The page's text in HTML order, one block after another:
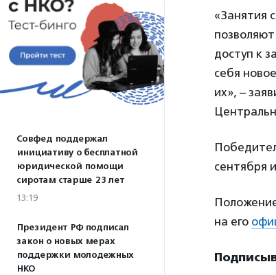
Совфед поддержал
инициативу о бесплатной
юридической помощи
сиротам старше 23 лет
13:19
Президент РФ подписал
закон о новых мерах
поддержки молодежных
НКО
«Занятия
доступ к
себя
их», –
сентября
на его